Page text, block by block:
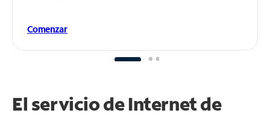
Comenzar
El servicio de Internet de